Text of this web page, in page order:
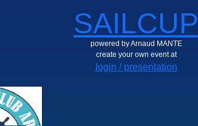
SAILCUP
powered by Arnaud MANTE
create your own event at
login / presentation